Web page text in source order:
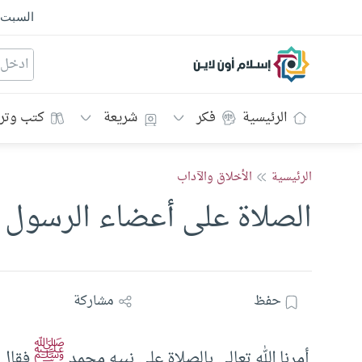
السبت
إسلام أون لاين
الرئيسية فكر شريعة كتب
الرئيسية الأخلاق والآداب
الصلاة على أعضاء الرسول
حفظ مشاركة
ﷺ